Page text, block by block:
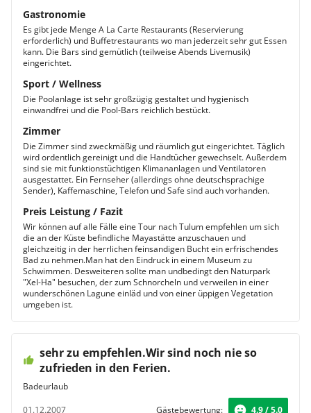
Gastronomie
Es gibt jede Menge A La Carte Restaurants (Reservierung
erforderlich) und Buffetrestaurants wo man jederzeit sehr gut Essen
kann. Die Bars sind gemütlich (teilweise Abends Livemusik)
eingerichtet.
Sport / Wellness
Die Poolanlage ist sehr großzügig gestaltet und hygienisch
einwandfrei und die Pool-Bars reichlich bestückt.
Zimmer
Die Zimmer sind zweckmäßig und räumlich gut eingerichtet. Täglich
wird ordentlich gereinigt und die Handtücher gewechselt. Außerdem
sind sie mit funktionstüchtigen Klimananlagen und Ventilatoren
ausgestattet. Ein Fernseher (allerdings ohne deutschsprachige
Sender), Kaffemaschine, Telefon und Safe sind auch vorhanden.
Preis Leistung / Fazit
Wir können auf alle Fälle eine Tour nach Tulum empfehlen um sich
die an der Küste befindliche Mayastätte anzuschauen und
gleichzeitig in der herrlichen feinsandigen Bucht ein erfrischendes
Bad zu nehmen.Man hat den Eindruck in einem Museum zu
Schwimmen. Desweiteren sollte man undbedingt den Naturpark
"Xel-Ha" besuchen, der zum Schnorcheln und verweilen in einer
wunderschönen Lagune einläd und von einer üppigen Vegetation
umgeben ist.
sehr zu empfehlen.Wir sind noch nie so
zufrieden in den Ferien.
Badeurlaub
01.12.2007
Gästebewertung: 4.9 / 5.0